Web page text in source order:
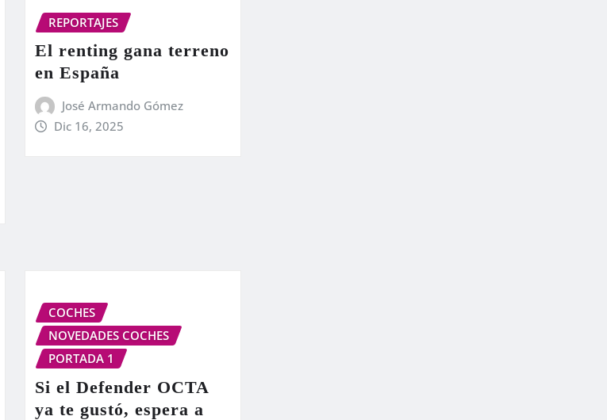
REPORTAJES
El renting gana terreno
en España
José Armando Gómez
Dic 16, 2025
COCHES
NOVEDADES COCHES
PORTADA 1
Si el Defender OCTA
ya te gustó, espera a